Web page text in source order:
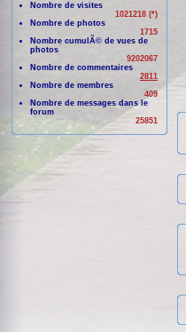
Nombre de visites
1021218 (*)
Nombre de photos
1715
Nombre cumulÃ© de vues de
photos
9202067
Nombre de commentaires
2811
Nombre de membres
409
Nombre de messages dans le
forum
25851